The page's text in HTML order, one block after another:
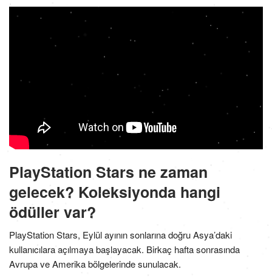
PlayStation Stars ne zaman
gelecek? Koleksiyonda hangi
ödüller var?
PlayStation Stars, Eylül ayının sonlarına doğru Asya’daki
kullanıcılara açılmaya başlayacak. Birkaç hafta sonrasında
Avrupa ve Amerika bölgelerinde sunulacak.